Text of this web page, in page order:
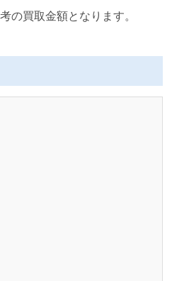
の買取金額となります。